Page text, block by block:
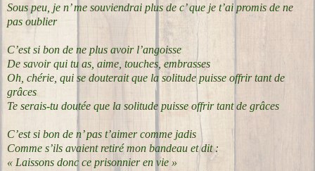
Sous peu, je n’ me souviendrai plus de c’ que je t’ai promis de ne
pas oublier
C’est si bon de ne plus avoir l’angoisse
De savoir qui tu as, aime, touches, embrasses
Oh, chérie, qui se douterait que la solitude puisse offrir tant de
grâces
Te serais-tu doutée que la solitude puisse offrir tant de grâces
C’est si bon de n’ pas t’aimer comme jadis
Comme s’ils avaient retiré mon bandeau et dit :
« Laissons donc ce prisonnier en vie »